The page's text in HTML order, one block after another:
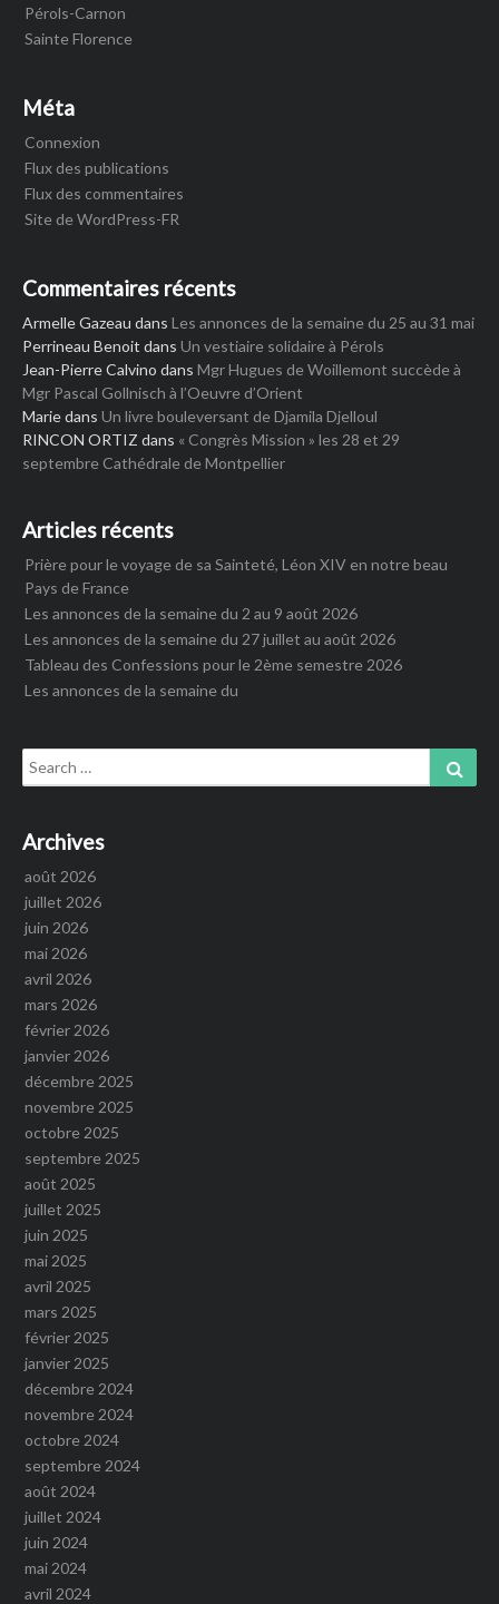
Pérols-Carnon
Sainte Florence
Méta
Connexion
Flux des publications
Flux des commentaires
Site de WordPress-FR
Commentaires récents
Armelle Gazeau dans Les annonces de la semaine du 25 au 31 mai
Perrineau Benoit dans Un vestiaire solidaire à Pérols
Jean-Pierre Calvino dans Mgr Hugues de Woillemont succède à
Mgr Pascal Gollnisch à l’Oeuvre d’Orient
Mariedans Un livre bouleversant de Djamila Djelloul
RINCON ORTIZ dans « Congrès Mission » les 28 et 29
septembre Cathédrale de Montpellier
Articles récents
Prière pour le voyage de sa Sainteté, Léon XIV en notre beau
Pays de France
Les annonces de la semaine du 2 au 9 août 2026
Les annonces de la semaine du 27 juillet au août 2026
Tableau des Confessions pour le 2ème semestre 2026
Les annonces de la semaine du
Search
for:
Archives
août 2026
juillet 2026
juin 2026
mai 2026
avril 2026
mars 2026
février 2026
janvier 2026
décembre 2025
novembre 2025
octobre 2025
septembre 2025
août 2025
juillet 2025
juin 2025
mai 2025
avril 2025
mars 2025
février 2025
janvier 2025
décembre 2024
novembre 2024
octobre 2024
septembre 2024
août 2024
juillet 2024
juin 2024
mai 2024
avril 2024